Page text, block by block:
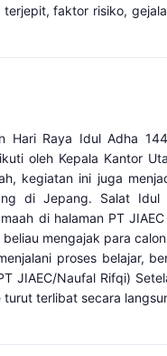
faktor risiko,
Raya Idul Adha
oleh Kepala Kantor
kegiatan ini juga
di Jepang. Salat
di halaman PT
mengajak para
proses belajar,
JIAEC/Naufal Rifqi)
terlibat secara